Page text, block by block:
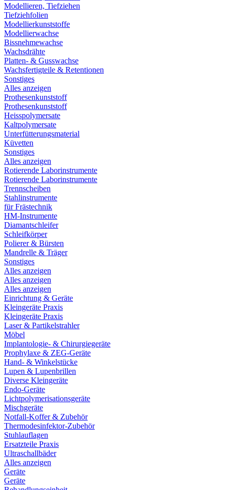
Modellieren, Tiefziehen
Tiefziehfolien
Modellierkunststoffe
Modellierwachse
Bissnehmewachse
Wachsdrähte
Platten- & Gusswachse
Wachsfertigteile & Retentionen
Sonstiges
Alles anzeigen
Prothesenkunststoff
Prothesenkunststoff
Heisspolymersate
Kaltpolymersate
Unterfütterungsmaterial
Küvetten
Sonstiges
Alles anzeigen
Rotierende Laborinstrumente
Rotierende Laborinstrumente
Trennscheiben
Stahlinstrumente
für Frästechnik
HM-Instrumente
Diamantschleifer
Schleifkörper
Polierer & Bürsten
Mandrelle & Träger
Sonstiges
Alles anzeigen
Alles anzeigen
Alles anzeigen
Einrichtung & Geräte
Kleingeräte Praxis
Kleingeräte Praxis
Laser & Partikelstrahler
Möbel
Implantologie- & Chirurgiegeräte
Prophylaxe & ZEG-Geräte
Hand- & Winkelstücke
Lupen & Lupenbrillen
Diverse Kleingeräte
Endo-Geräte
Lichtpolymerisationsgeräte
Mischgeräte
Notfall-Koffer & Zubehör
Thermodesinfektor-Zubehör
Stuhlauflagen
Ersatzteile Praxis
Ultraschallbäder
Alles anzeigen
Geräte
Geräte